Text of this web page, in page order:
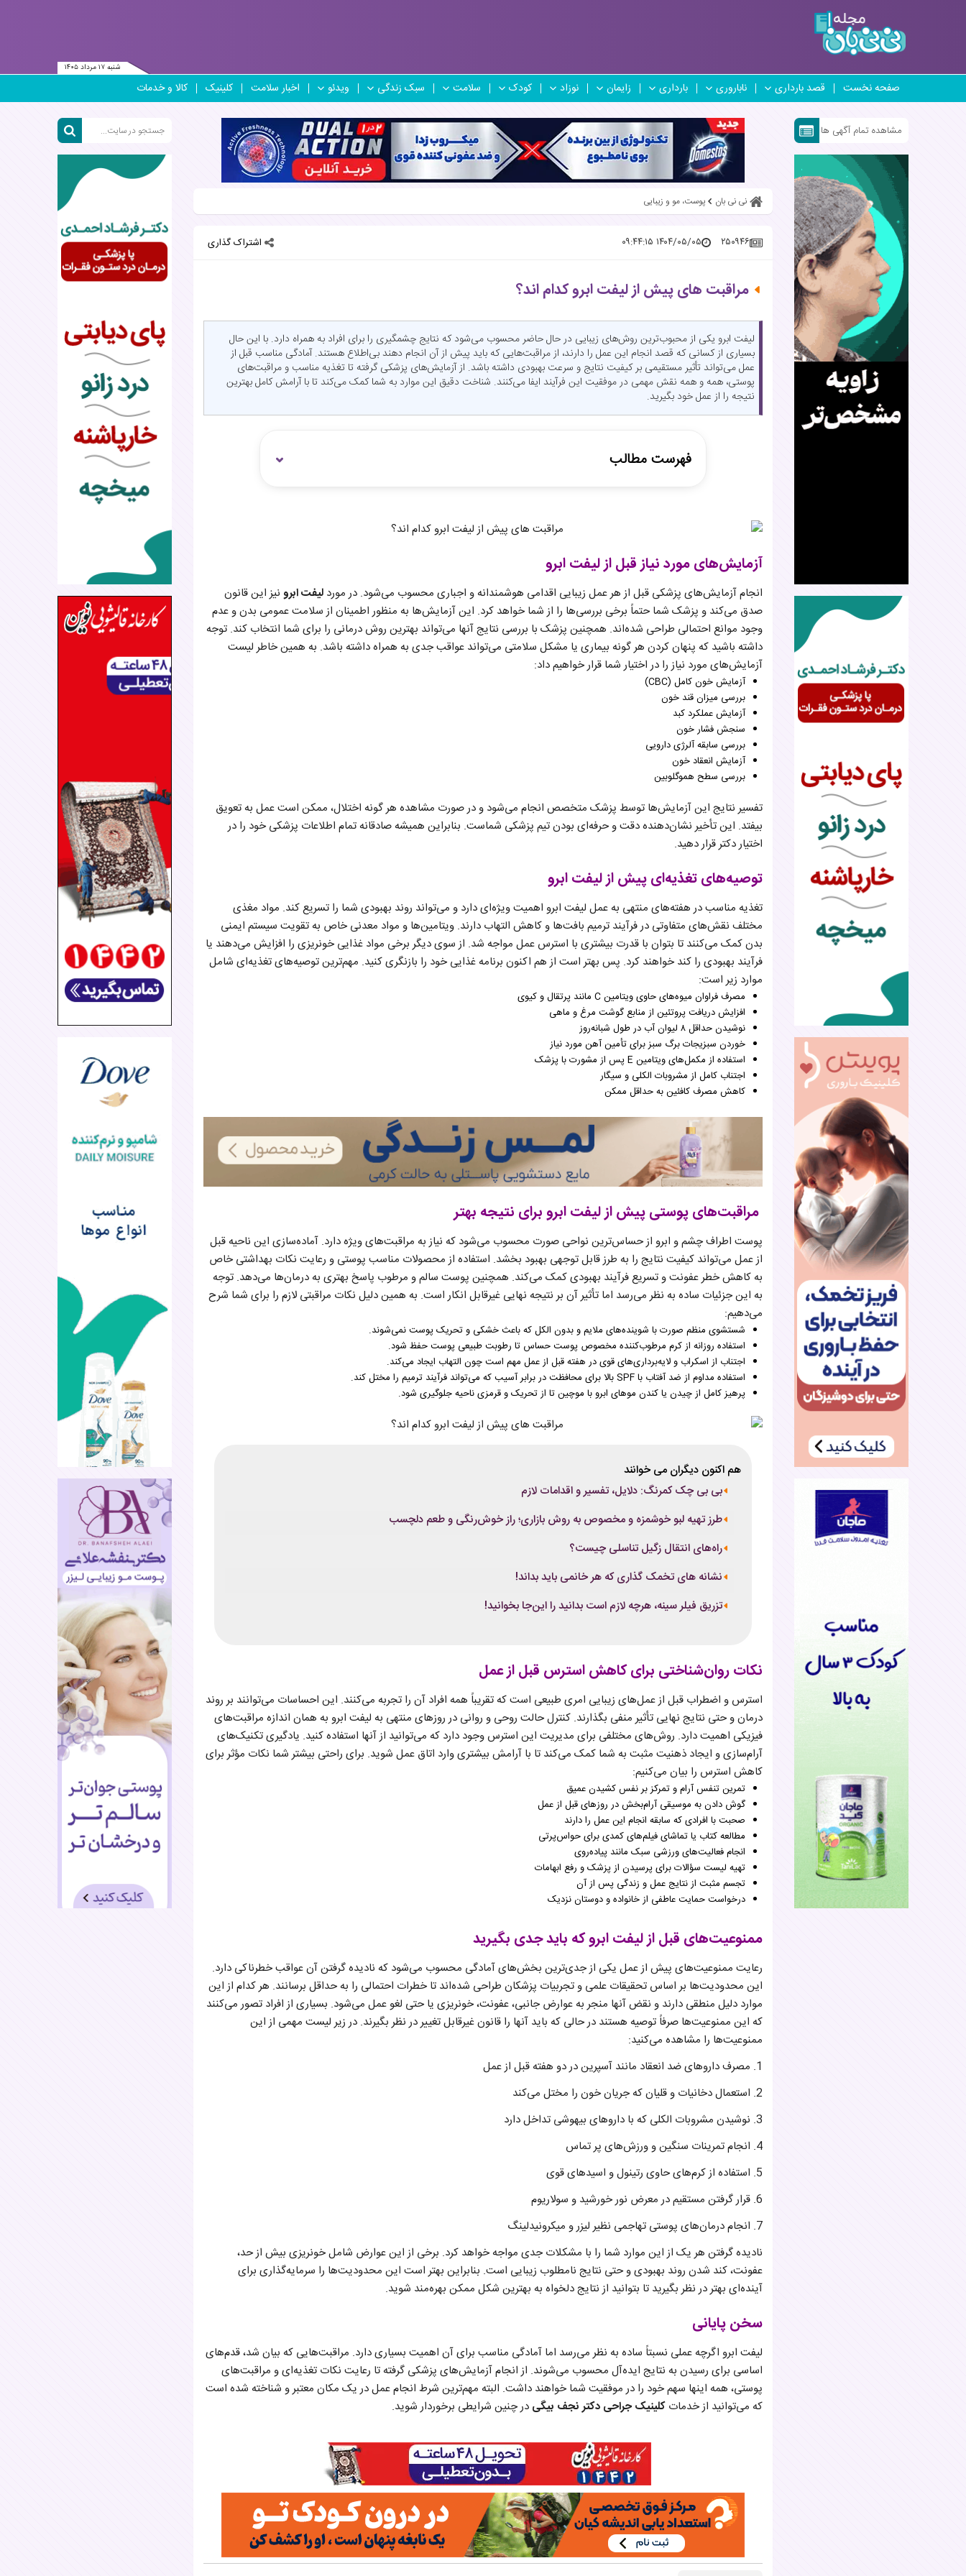
شنبه ۱۷ مرداد ۱۴۰۵
صفحه نخست قصد بارداری ناباروری بارداری زایمان نوزاد کودک سلامت سبک زندگی ویدئو اخبار سلامت کلینیک کالا و خدمات
مشاهده تمام آگهی ها
نی نی بان پوست، مو و زیبایی
۲۵۰۹۴۶ ۱۴۰۴/۰۵/۰۵ ۰۹:۴۴:۱۵ اشتراک گذاری
مراقبت های پیش از لیفت ابرو کدام اند؟
لیفت ابرو یکی از محبوب‌ترین روش‌های زیبایی در حال حاضر محسوب می‌شود که نتایج چشمگیری را برای افراد به همراه دارد. با این حال
بسیاری از کسانی که قصد انجام این عمل را دارند، از مراقبت‌هایی که باید پیش از آن انجام دهند بی‌اطلاع هستند. آمادگی مناسب قبل از
عمل می‌تواند تأثیر مستقیمی بر کیفیت نتایج و سرعت بهبودی داشته باشد. از آزمایش‌های پزشکی گرفته تا تغذیه مناسب و مراقبت‌های
پوستی، همه و همه نقش مهمی در موفقیت این فرآیند ایفا می‌کنند. شناخت دقیق این موارد به شما کمک می‌کند تا با آرامش کامل بهترین
نتیجه را از عمل خود بگیرید.
فهرست مطالب
توصیه‌های تغذیه‌ای پیش از لیفت ابرو
نکات روان‌شناختی برای کاهش استرس قبل از عمل
سخن پایانی
آزمایش‌های مورد نیاز قبل از لیفت ابرو
انجام آزمایش‌های پزشکی قبل از هر عمل زیبایی اقدامی هوشمندانه و اجباری محسوب می‌شود. در موردلیفت ابرو نیز این قانون
صدق می‌کند و پزشک شما حتماً برخی بررسی‌ها را از شما خواهد کرد. این آزمایش‌ها به منظور اطمینان از سلامت عمومی بدن و عدم
وجود موانع احتمالی طراحی شده‌اند. همچنین پزشک با بررسی نتایج آنها می‌تواند بهترین روش درمانی را برای شما انتخاب کند. توجه
داشته باشید که پنهان کردن هر گونه بیماری یا مشکل سلامتی می‌تواند عواقب جدی به همراه داشته باشد. به همین خاطر لیست
آزمایش‌های مورد نیاز را در اختیار شما قرار خواهیم داد:
آزمایش خون کامل (CBC)
بررسی میزان قند خون
آزمایش عملکرد کبد
سنجش فشار خون
بررسی سابقه آلرژی دارویی
آزمایش انعقاد خون
بررسی سطح هموگلوبین
تفسیر نتایج این آزمایش‌ها توسط پزشک متخصص انجام می‌شود و در صورت مشاهده هر گونه اختلال، ممکن است عمل به تعویق
بیفتد. این تأخیر نشان‌دهنده دقت و حرفه‌ای بودن تیم پزشکی شماست. بنابراین همیشه صادقانه تمام اطلاعات پزشکی خود را در
اختیار دکتر قرار دهید.
توصیه‌های تغذیه‌ای پیش از لیفت ابرو
تغذیه مناسب در هفته‌های منتهی به عمل لیفت ابرو اهمیت ویژه‌ای دارد و می‌تواند روند بهبودی شما را تسریع کند. مواد مغذی
مختلف نقش‌های متفاوتی در فرآیند ترمیم بافت‌ها و کاهش التهاب دارند. ویتامین‌ها و مواد معدنی خاص به تقویت سیستم ایمنی
بدن کمک می‌کنند تا بتوان با قدرت بیشتری با استرس عمل مواجه شد. از سوی دیگر برخی مواد غذایی خونریزی را افزایش می‌دهند یا
فرآیند بهبودی را کند خواهند کرد. پس بهتر است از هم اکنون برنامه غذایی خود را بازنگری کنید. مهم‌ترین توصیه‌های تغذیه‌ای شامل
موارد زیر است:
مصرف فراوان میوه‌های حاوی ویتامین C مانند پرتقال و کیوی
افزایش دریافت پروتئین از منابع گوشت مرغ و ماهی
نوشیدن حداقل ۸ لیوان آب در طول شبانه‌روز
خوردن سبزیجات برگ سبز برای تأمین آهن مورد نیاز
استفاده از مکمل‌های ویتامین E پس از مشورت با پزشک
اجتناب کامل از مشروبات الکلی و سیگار
کاهش مصرف کافئین به حداقل ممکن
مراقبت‌های پوستی پیش از لیفت ابرو برای نتیجه بهتر
پوست اطراف چشم و ابرو از حساس‌ترین نواحی صورت محسوب می‌شود که نیاز به مراقبت‌های ویژه دارد. آماده‌سازی این ناحیه قبل
از عمل می‌تواند کیفیت نتایج را به طرز قابل توجهی بهبود بخشد. استفاده از محصولات مناسب پوستی و رعایت نکات بهداشتی خاص
به کاهش خطر عفونت و تسریع فرآیند بهبودی کمک می‌کند. همچنین پوست سالم و مرطوب پاسخ بهتری به درمان‌ها می‌دهد. توجه
به این جزئیات ساده به نظر می‌رسد اما تأثیر آن بر نتیجه نهایی غیرقابل انکار است. به همین دلیل نکات مراقبتی لازم را برای شما شرح
می‌دهیم:
شستشوی منظم صورت با شوینده‌های ملایم و بدون الکل که باعث خشکی و تحریک پوست نمی‌شوند.
استفاده روزانه از کرم مرطوب‌کننده مخصوص پوست حساس تا رطوبت طبیعی پوست حفظ شود.
اجتناب از اسکراب و لایه‌برداری‌های قوی در هفته قبل از عمل مهم است چون التهاب ایجاد می‌کند.
استفاده مداوم از ضد آفتاب با SPF بالا برای محافظت در برابر آسیب که می‌تواند فرآیند ترمیم را مختل کند.
پرهیز کامل از چیدن یا کندن موهای ابرو با موچین تا از تحریک و قرمزی ناحیه جلوگیری شود.
هم اکنون دیگران می خوانند
بی بی چک کمرنگ: دلایل، تفسیر و اقدامات لازم
طرز تهیه لبو خوشمزه و مخصوص به روش بازاری؛ راز خوش‌رنگی و طعم دلچسب
راه‌های انتقال زگیل تناسلی چیست؟
نشانه های تخمک گذاری که هر خانمی باید بداند!
تزریق فیلر سینه، هرچه لازم است بدانید را این‌جا بخوانید!
نکات روان‌شناختی برای کاهش استرس قبل از عمل
استرس و اضطراب قبل از عمل‌های زیبایی امری طبیعی است که تقریباً همه افراد آن را تجربه می‌کنند. این احساسات می‌توانند بر روند
درمان و حتی نتایج نهایی تأثیر منفی بگذارند. کنترل حالت روحی و روانی در روزهای منتهی به لیفت ابرو به همان اندازه مراقبت‌های
فیزیکی اهمیت دارد. روش‌های مختلفی برای مدیریت این استرس وجود دارد که می‌توانید از آنها استفاده کنید. یادگیری تکنیک‌های
آرام‌سازی و ایجاد ذهنیت مثبت به شما کمک می‌کند تا با آرامش بیشتری وارد اتاق عمل شوید. برای راحتی بیشتر شما نکات مؤثر برای
کاهش استرس را بیان می‌کنیم:
تمرین تنفس آرام و تمرکز بر نفس کشیدن عمیق
گوش دادن به موسیقی آرام‌بخش در روزهای قبل از عمل
صحبت با افرادی که سابقه انجام این عمل را دارند
مطالعه کتاب یا تماشای فیلم‌های کمدی برای حواس‌پرتی
انجام فعالیت‌های ورزشی سبک مانند پیاده‌روی
تهیه لیست سؤالات برای پرسیدن از پزشک و رفع ابهامات
تجسم مثبت از نتایج عمل و زندگی پس از آن
درخواست حمایت عاطفی از خانواده و دوستان نزدیک
ممنوعیت‌های قبل از لیفت ابرو که باید جدی بگیرید
رعایت ممنوعیت‌های پیش از عمل یکی از جدی‌ترین بخش‌های آمادگی محسوب می‌شود که نادیده گرفتن آن عواقب خطرناکی دارد.
این محدودیت‌ها بر اساس تحقیقات علمی و تجربیات پزشکان طراحی شده‌اند تا خطرات احتمالی را به حداقل برسانند. هر کدام از این
موارد دلیل منطقی دارند و نقض آنها منجر به عوارض جانبی، عفونت، خونریزی یا حتی لغو عمل می‌شود. بسیاری از افراد تصور می‌کنند
که این ممنوعیت‌ها صرفاً توصیه هستند در حالی که باید آنها را قانون غیرقابل تغییر در نظر بگیرند. در زیر لیست مهمی از این
ممنوعیت‌ها را مشاهده می‌کنید:
1. مصرف داروهای ضد انعقاد مانند آسپرین در دو هفته قبل از عمل
2. استعمال دخانیات و قلیان که جریان خون را مختل می‌کند
3. نوشیدن مشروبات الکلی که با داروهای بیهوشی تداخل دارد
4. انجام تمرینات سنگین و ورزش‌های پر تماس
5. استفاده از کرم‌های حاوی رتینول و اسیدهای قوی
6. قرار گرفتن مستقیم در معرض نور خورشید و سولاریوم
7. انجام درمان‌های پوستی تهاجمی نظیر لیزر و میکرونیدلینگ
نادیده گرفتن هر یک از این موارد شما را با مشکلات جدی مواجه خواهد کرد. برخی از این عوارض شامل خونریزی بیش از حد،
عفونت، کند شدن روند بهبودی و حتی نتایج نامطلوب زیبایی است. بنابراین بهتر است این محدودیت‌ها را سرمایه‌گذاری برای
آینده‌ای بهتر در نظر بگیرید تا بتوانید از نتایج دلخواه به بهترین شکل ممکن بهره‌مند شوید.
سخن پایانی
لیفت ابرو اگرچه عملی نسبتاً ساده به نظر می‌رسد اما آمادگی مناسب برای آن اهمیت بسیاری دارد. مراقبت‌هایی که بیان شد، قدم‌های
اساسی برای رسیدن به نتایج ایده‌آل محسوب می‌شوند. از انجام آزمایش‌های پزشکی گرفته تا رعایت نکات تغذیه‌ای و مراقبت‌های
پوستی، همه اینها سهم خود را در موفقیت شما خواهند داشت. البته مهم‌ترین شرط انجام عمل در یک مکان معتبر و شناخته شده است
که می‌توانید از خدماتکلینیک جراحی دکتر نجف بیگی در چنین شرایطی برخوردار شوید.